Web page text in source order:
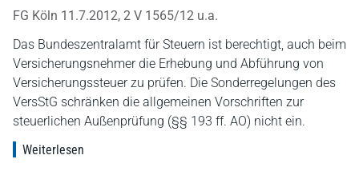
FG Köln 11.7.2012, 2 V 1565/12 u.a.
Das Bundeszentralamt für Steuern ist berechtigt, auch beim
Versicherungsnehmer die Erhebung und Abführung von
Versicherungssteuer zu prüfen. Die Sonderregelungen des
VersStG schränken die allgemeinen Vorschriften zur
steuerlichen Außenprüfung (§§ 193 ff. AO) nicht ein.
Weiterlesen